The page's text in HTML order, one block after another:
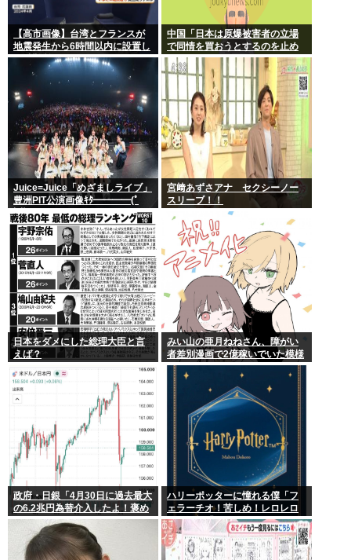
【高市画像】台湾とフランスが
地震発生から6時間以内に設置し
た避難所がこれwww
中国「日本は原爆被害者の立場
で同情を買おうとするのを止め
ろ」
Juice=Juice「めざましライブ」
豊洲PIT公演画像ｷﾀ━━━━(ﾟ
∀ﾟ)━━━━!!
宮﨑あずさアナ セクシーノー
スリーブ！！
日本をダメにした総理大臣と言
えば？
みい山の亜月ねねさん、障がい
者差別漫画で2億稼いでいた模様
www
政府・日銀「4月30日に過去最大
の6.2兆円為替介入したよ！褒め
てよ！」
ハリーポッターに憧れる僕「フ
ェラーチオ！苦しめ！レロレロ
レロ」敵「うっ 」